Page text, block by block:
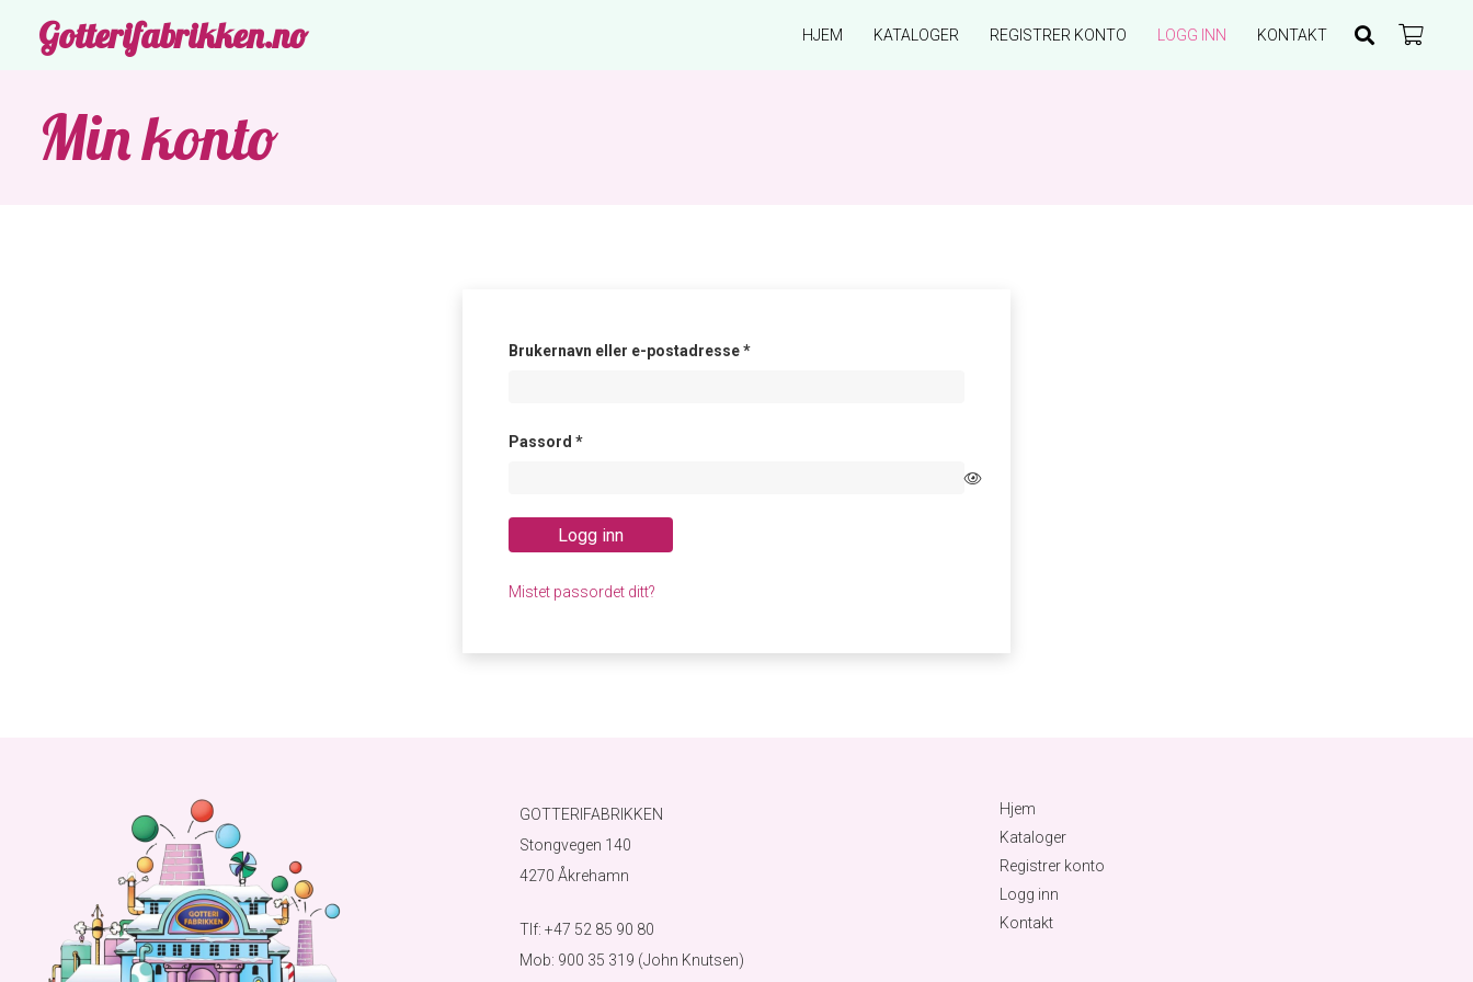
Gotterifabrikken.no HJEM KATALOGER REGISTRER KONTO LOGG INN KONTAKT
Min konto
Brukernavn eller e-postadresse*Påkrevd
Passord *Påkrevd
Logg inn
Mistet passordet ditt?
GOTTERIFABRIKKEN
Stongvegen 140
4270 Åkrehamn
Tlf: +47 52 85 90 80
Mob: 900 35 319 (John Knutsen)
Hjem
Kataloger
Registrer konto
Logg inn
Kontakt